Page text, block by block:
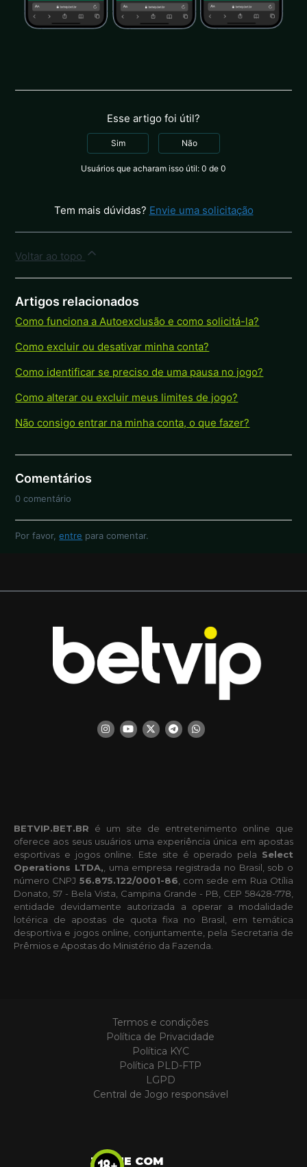
Esse artigo foi útil?
Sim Não
Usuários que acharam isso útil: 0 de 0
Tem mais dúvidas? Envie uma solicitação
Voltar ao topo
Artigos relacionados
Como funciona a Autoexclusão e como solicitá-la?
Como excluir ou desativar minha conta?
Como identificar se preciso de uma pausa no jogo?
Como alterar ou excluir meus limites de jogo?
Não consigo entrar na minha conta, o que fazer?
Comentários
0 comentário
Por favor,entre para comentar.
BETVIP.BET.BR é um site de entretenimento online que
oferece aos seus usuários uma experiência única em apostas
esportivas e jogos online. Este site é operado pela Select
Operations LTDA, , uma empresa registrada no Brasil, sob o
número CNPJ 56.875.122/0001-86 , com sede em Rua Otília
Donato, 57 - Bela Vista, Campina Grande - PB, CEP 58428-778,
entidade devidamente autorizada a operar a modalidade
lotérica de apostas de quota fixa no Brasil, em temática
desportiva e jogos online, conjuntamente, pela Secretaria de
Prêmios e Apostas do Ministério da Fazenda.
Termos e condições
Política de Privacidade
Política KYC
Política PLD-FTP
LGPD
Central de Jogo responsável
JOGUE COM